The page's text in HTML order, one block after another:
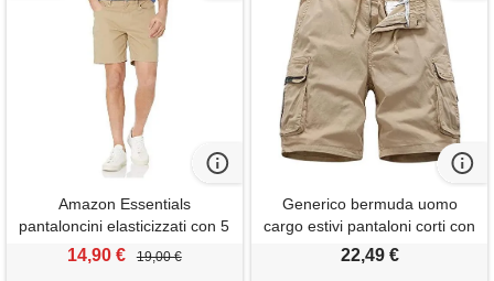
Amazon Essentials
pantaloncini elasticizzati con 5
tasche vestibilità aderente,
interno gamba 17,8cm uomo ,
14,90 € 19,00 €
Generico bermuda uomo
cargo estivi pantaloni corti con
tasche laterali elasticizzati
tattici taglie forti casual
22,49 €